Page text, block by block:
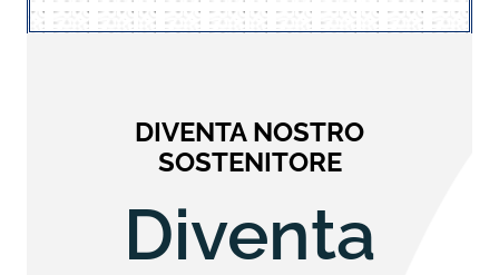
DIVENTA NOSTRO
SOSTENITORE
Diventa